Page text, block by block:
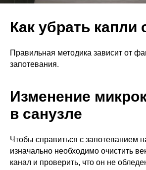
Как убрать капли
Правильная методика зависит от
запотевания.
Изменение
в санузле
Чтобы справиться с запотеванием
изначально необходимо очистить
канал и проверить, что он не